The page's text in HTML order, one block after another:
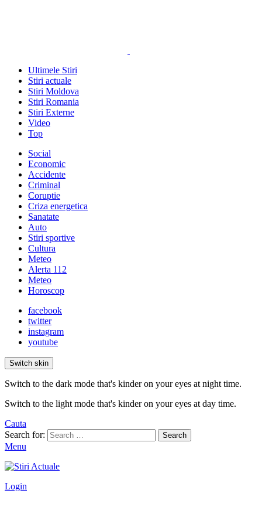
Ultimele Stiri
Stiri actuale
Stiri Moldova
Stiri Romania
Stiri Externe
Video
Top
Social
Economic
Accidente
Criminal
Coruptie
Criza energetica
Sanatate
Auto
Stiri sportive
Cultura
Meteo
Alerta 112
Meteo
Horoscop
facebook
twitter
instagram
youtube
Switch skin
Switch to the dark mode that's kinder on your eyes at night time.
Switch to the light mode that's kinder on your eyes at day time.
Cauta
Search for:
Search
Menu
Login